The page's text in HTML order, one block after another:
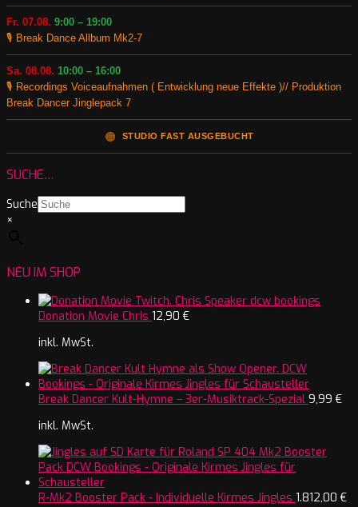
Fr. 07.08. 9:00 – 19:00
🎙️ Break Dance Allbum Mk2-7
Sa. 08.08. 10:00 – 16:00
🎙️ Recordings Voiceaufnahmen ( Entwicklung neue Effekte )// Produktion
Break Dancer Jinglepack 7
🟠 STUDIO FAST AUSGEBUCHT
SUCHE…
Suche
×
NEU IM SHOP
Donation Movie Chris 12,90 €
inkl. MwSt.
Break Dancer Kult-Hymne – 3er-Musiktrack-Spezial 9,99 €
inkl. MwSt.
R-Mk2 Booster Pack - Individuelle Kirmes Jingles 1.812,00 €